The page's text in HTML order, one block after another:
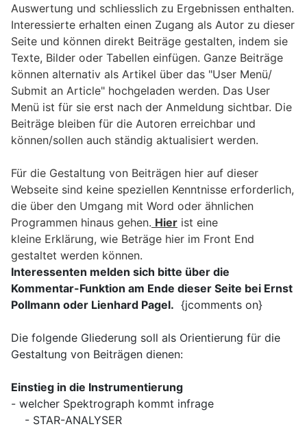
Auswertung und schliesslich zu Ergebnissen enthalten.
Interessierte erhalten einen Zugang als Autor zu dieser
Seite und können direkt Beiträge gestalten, indem sie
Texte, Bilder oder Tabellen einfügen. Ganze Beiträge
können alternativ als Artikel über das "User Menü/
Submit an Article" hochgeladen werden. Das User
Menü ist für sie erst nach der Anmeldung sichtbar. Die
Beiträge bleiben für die Autoren erreichbar und
können/sollen auch ständig aktualisiert werden.
Für die Gestaltung von Beiträgen hier auf dieser
Webseite sind keine speziellen Kenntnisse erforderlich,
die über den Umgang mit Word oder ähnlichen
Programmen hinaus gehen. Hier ist eine
kleine Erklärung, wie Beträge hier im Front End
gestaltet werden können.
Interessenten melden sich bitte über die
Kommentar-Funktion am Ende dieser Seite bei Ernst
Pollmann oder Lienhard Pagel. {jcomments on}
Die folgende Gliederung soll als Orientierung für die
Gestaltung von Beiträgen dienen:
Einstieg in die Instrumentierung
- welcher Spektrograph kommt infrage
- STAR-ANALYSER